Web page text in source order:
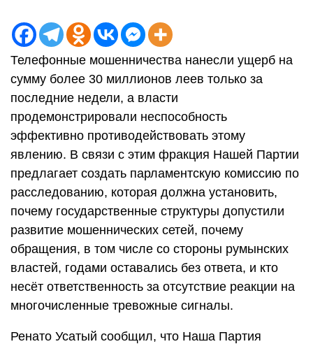
Телефонные мошенничества нанесли ущерб на
сумму более 30 миллионов леев только за
последние недели, а власти
продемонстрировали неспособность
эффективно противодействовать этому
явлению. В связи с этим фракция Нашей Партии
предлагает создать парламентскую комиссию по
расследованию, которая должна установить,
почему государственные структуры допустили
развитие мошеннических сетей, почему
обращения, в том числе со стороны румынских
властей, годами оставались без ответа, и кто
несёт ответственность за отсутствие реакции на
многочисленные тревожные сигналы.
Ренато Усатый сообщил, что Наша Партия